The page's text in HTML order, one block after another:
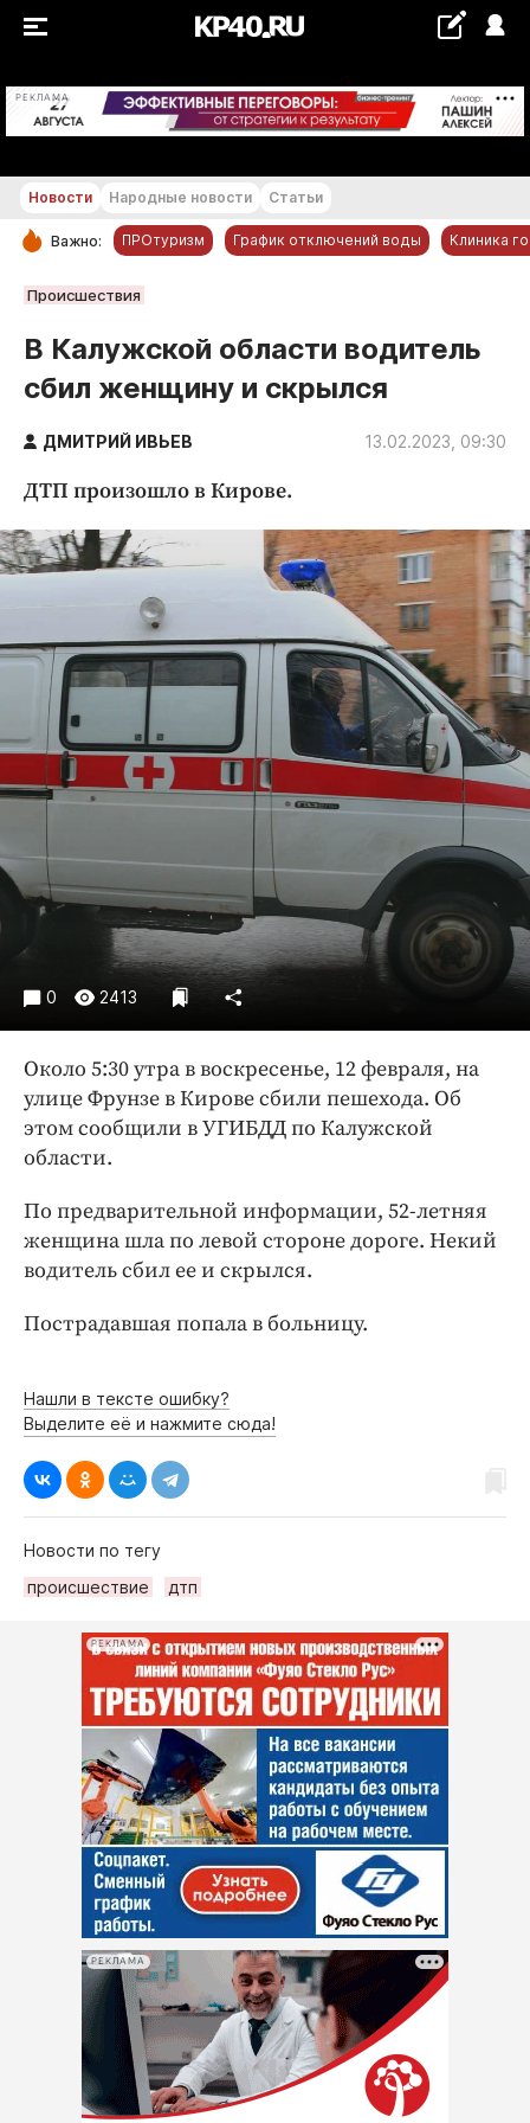
РЕКЛАМА +29...+30 °С
РУБРИКИ
Новости компаний
Статьи
Народные новости
Благоустройство
Криминал
Недвижимость и ЖКХ
Образование
Общество
Погода
Праздники
Происшествия
Экономика и бизнес
ПРОЕКТЫ
Блоги
Издания
Медиаперсона
Интересное чтиво
Клиника года
Бренд года
Новости Народные новости Статьи
Важно: ПРОтуризм График отключений воды Клиника
Происшествия
В Калужской области водитель
сбил женщину и скрылся
ДМИТРИЙ ИВЬЕВ 13.02.2023, 09:30
ДТП произошло в Кирове.
0 2413
Около 5:30 утра в воскресенье, 12 февраля, на
улице Фрунзе в Кирове сбили пешехода. Об
этом сообщили в УГИБДД по Калужской
области.
По предварительной информации, 52-летняя
женщина шла по левой стороне дороге. Некий
водитель сбил ее и скрылся.
Пострадавшая попала в больницу.
Нашли в тексте ошибку?
Выделите её и нажмите сюда!
Новости по тегу
происшествие
дтп
РЕКЛАМА
РЕКЛАМА